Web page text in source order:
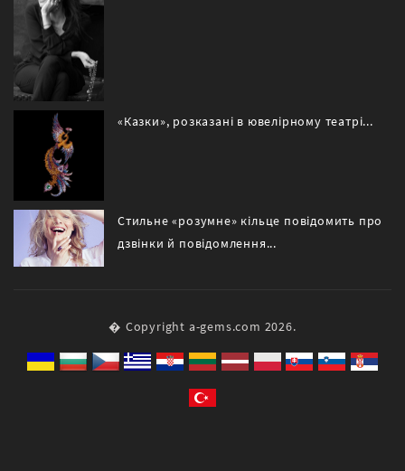
«Казки», розказані в ювелірному театрі...
Стильне «розумне» кільце повідомить про
дзвінки й повідомлення...
� Copyright a-gems.com 2026.